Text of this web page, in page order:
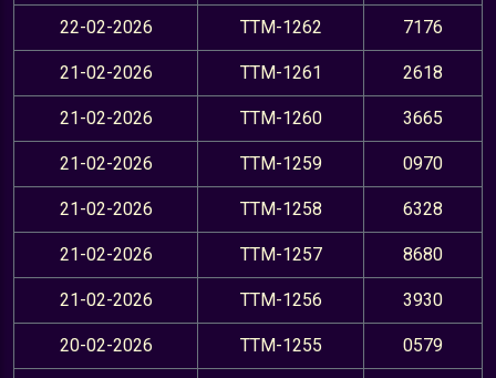
22-02-2026 TTM-1262 7176
21-02-2026 TTM-1261 2618
21-02-2026 TTM-1260 3665
21-02-2026 TTM-1259 0970
21-02-2026 TTM-1258 6328
21-02-2026 TTM-1257 8680
21-02-2026 TTM-1256 3930
20-02-2026 TTM-1255 0579